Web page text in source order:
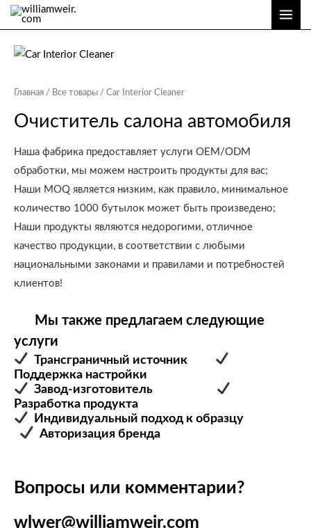
Перейти
к
содержимому
Главная / Все товары / Car Interior Cleaner
Очиститель салона автомобиля
Наша фабрика предоставляет услуги OEM/ODM
обработки, мы можем настроить продукты для вас;
Наши MOQ является низким, как правило, минимальное
количество 1000 бутылок может быть произведено;
Наши продукты являются недорогими, отличное
качество продукции, в соответствии с любыми
национальными законами и правилами и потребностей
клиентов!
Мы также предлагаем следующие
услуги
Трансграничный источник
Поддержка настройки
Завод-изготовитель
Разработка продукта
Индивидуальный подход к образцу
Авторизация бренда
Вопросы или комментарии?
wlwer@williamweir.com